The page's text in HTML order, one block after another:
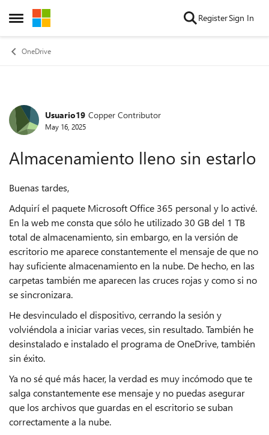
Open Side Menu
Skip to content RegisterSign In
OneDrive
Forum Discussion
Usuario19 Copper Contributor
May 16, 2025
Almacenamiento lleno sin estarlo
Buenas tardes,
Adquirí el paquete Microsoft Office 365 personal y lo activé.
En la web me consta que sólo he utilizado 30 GB del 1 TB
total de almacenamiento, sin embargo, en la versión de
escritorio me aparece constantemente el mensaje de que no
hay suficiente almacenamiento en la nube. De hecho, en las
carpetas también me aparecen las cruces rojas y como si no
se sincronizara.
He desvinculado el dispositivo, cerrando la sesión y
volviéndola a iniciar varias veces, sin resultado. También he
desinstalado e instalado el programa de OneDrive, también
sin éxito.
Ya no sé qué más hacer, la verdad es muy incómodo que te
salga constantemente ese mensaje y no puedas asegurar
que los archivos que guardas en el escritorio se suban
correctamente a la nube.